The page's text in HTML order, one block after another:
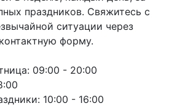
праздников. Свяжитесь с
ситуации через
форму.
09:00 - 20:00
10:00 - 16:00